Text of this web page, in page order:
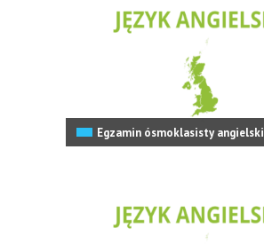
Egzamin ósmoklasisty angielski